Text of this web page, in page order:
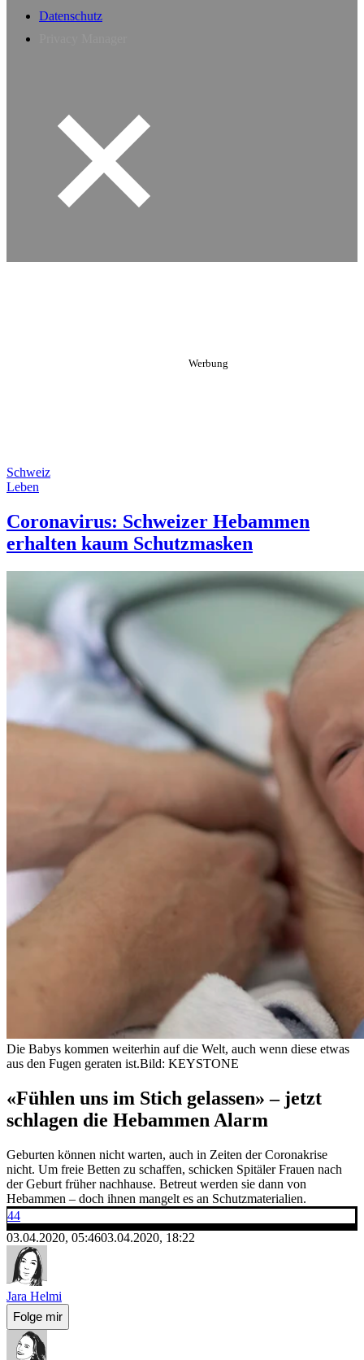
Datenschutz
Schweiz
Leben
Coronavirus: Schweizer Hebammen
erhalten kaum Schutzmasken
Die Babys kommen weiterhin auf die Welt, auch wenn diese etwas
aus den Fugen geraten ist.Bild: KEYSTONE
«Fühlen uns im Stich gelassen» – jetzt
schlagen die Hebammen Alarm
Geburten können nicht warten, auch in Zeiten der Coronakrise
nicht. Um freie Betten zu schaffen, schicken Spitäler Frauen nach
der Geburt früher nachhause. Betreut werden sie dann von
Hebammen – doch ihnen mangelt es an Schutzmaterialien.
44
03.04.2020, 05:4603.04.2020, 18:22
Jara Helmi
Folge mir